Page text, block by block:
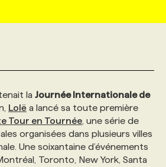
L'INDUSTRIE
NUMÉRIQUES
SOCIAUX
DURABLE
NOUS
LA CVTHÈQUE
NOUS
EN LIGNE
DE FORMATIONS
DE TÊTE
la Journée Internationale de
Lolë a lancé sa toute première
Tour en Tournée , une série de
organisées dans plusieurs villes
Une soixantaine d’événements
Toronto, New York, Santa